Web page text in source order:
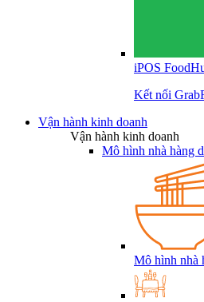
iPOS
Kết nối
Vận hành kinh doanh
Vận hành kinh doanh
Mô hình nhà hàng
Mô hình nhà